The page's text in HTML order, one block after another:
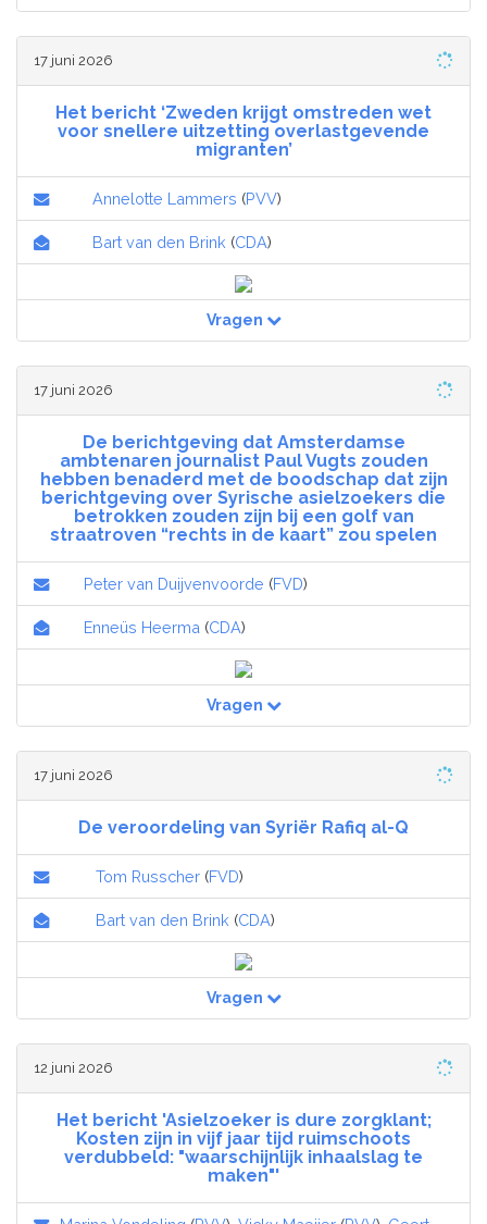
17 juni 2026
Het bericht ‘Zweden krijgt omstreden wet
voor snellere uitzetting overlastgevende
migranten’
Annelotte Lammers (PVV)
Bart van den Brink (CDA)
Vragen
17 juni 2026
De berichtgeving dat Amsterdamse
ambtenaren journalist Paul Vugts zouden
hebben benaderd met de boodschap dat zijn
berichtgeving over Syrische asielzoekers die
betrokken zouden zijn bij een golf van
straatroven “rechts in de kaart” zou spelen
Peter van Duijvenvoorde (FVD)
Enneüs Heerma (CDA)
Vragen
17 juni 2026
De veroordeling van Syriër Rafiq al-Q
Tom Russcher (FVD)
Bart van den Brink (CDA)
Vragen
12 juni 2026
Het bericht 'Asielzoeker is dure zorgklant;
Kosten zijn in vijf jaar tijd ruimschoots
verdubbeld: "waarschijnlijk inhaalslag te
maken"'